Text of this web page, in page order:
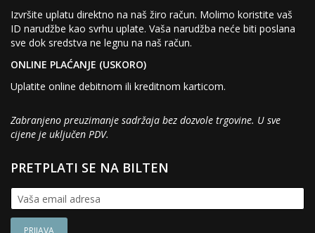
Izvršite uplatu direktno na naš žiro račun. Molimo koristite vaš
ID narudžbe kao svrhu uplate. Vaša narudžba neće biti poslana
sve dok sredstva ne legnu na naš račun.
ONLINE PLAĆANJE (USKORO)
Uplatite online debitnom ili kreditnom karticom.
Zabranjeno preuzimanje sadržaja bez dozvole trgovine. U sve
cijene je uključen PDV.
PRETPLATI SE NA BILTEN